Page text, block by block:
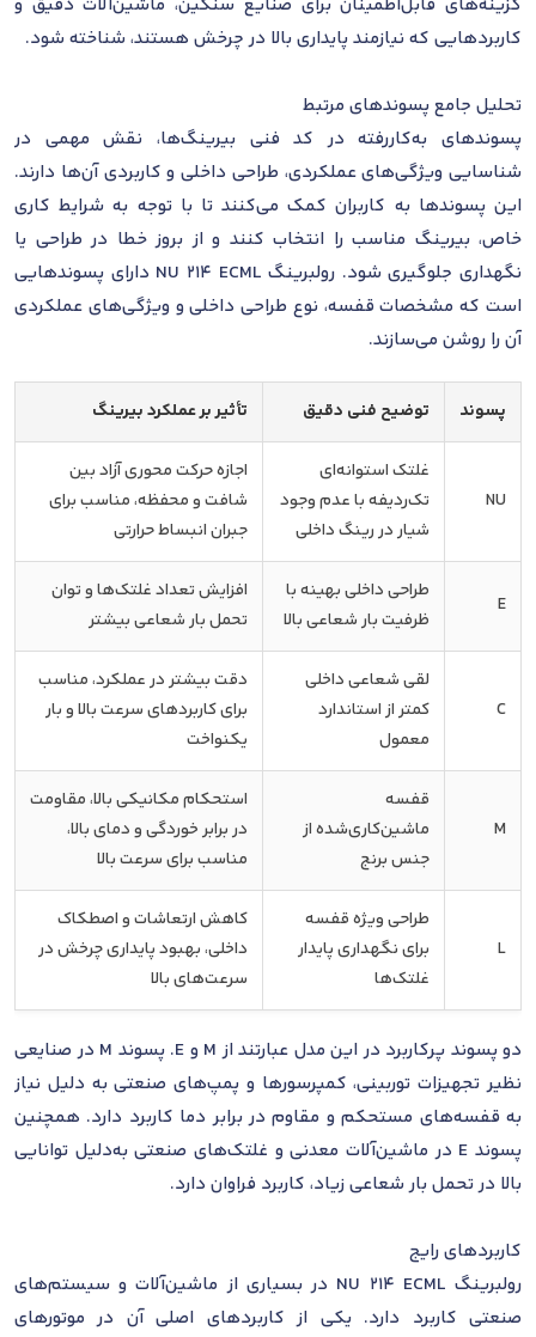
کاربردهایی که نیازمند پایداری بالا در چرخش هستند، شناخته شود.
تحلیل جامع پسوندهای مرتبط
پسوندهای به‌کاررفته در کد فنی بیرینگ‌ها، نقش مهمی در
شناسایی ویژگی‌های عملکردی، طراحی داخلی و کاربردی آن‌ها دارند.
این پسوندها به کاربران کمک می‌کنند تا با توجه به شرایط کاری
خاص، بیرینگ مناسب را انتخاب کنند و از بروز خطا در طراحی یا
نگهداری جلوگیری شود. رولبرینگ NU 214 ECML دارای پسوندهایی
است که مشخصات قفسه، نوع طراحی داخلی و ویژگی‌های عملکردی
آن را روشن می‌سازند.
پسوند توضیح فنی دقیق تأثیر بر عملکرد بیرینگ
NU
غلتک استوانه‌ای
تک‌ردیفه با عدم وجود
شیار در رینگ داخلی
اجازه حرکت محوری آزاد بین
شافت و محفظه، مناسب برای
جبران انبساط حرارتی
E
طراحی داخلی بهینه با
ظرفیت بار شعاعی بالا
افزایش تعداد غلتک‌ها و توان
تحمل بار شعاعی بیشتر
C
لقی شعاعی داخلی
کمتر از استاندارد
معمول
دقت بیشتر در عملکرد، مناسب
برای کاربردهای سرعت بالا و بار
یکنواخت
M
قفسه
ماشین‌کاری‌شده از
جنس برنج
استحکام مکانیکی بالا، مقاومت
در برابر خوردگی و دمای بالا،
مناسب برای سرعت بالا
L
طراحی ویژه قفسه
برای نگهداری پایدار
غلتک‌ها
کاهش ارتعاشات و اصطکاک
داخلی، بهبود پایداری چرخش در
سرعت‌های بالا
دو پسوند پرکاربرد در این مدل عبارتند از M و E. پسوند M در صنایعی
نظیر تجهیزات توربینی، کمپرسورها و پمپ‌های صنعتی به دلیل نیاز
به قفسه‌های مستحکم و مقاوم در برابر دما کاربرد دارد. همچنین
پسوند E در ماشین‌آلات معدنی و غلتک‌های صنعتی به‌دلیل توانایی
بالا در تحمل بار شعاعی زیاد، کاربرد فراوان دارد.
کاربردهای رایج
رولبرینگ NU 214 ECML در بسیاری از ماشین‌آلات و سیستم‌های
صنعتی کاربرد دارد. یکی از کاربردهای اصلی آن در موتورهای